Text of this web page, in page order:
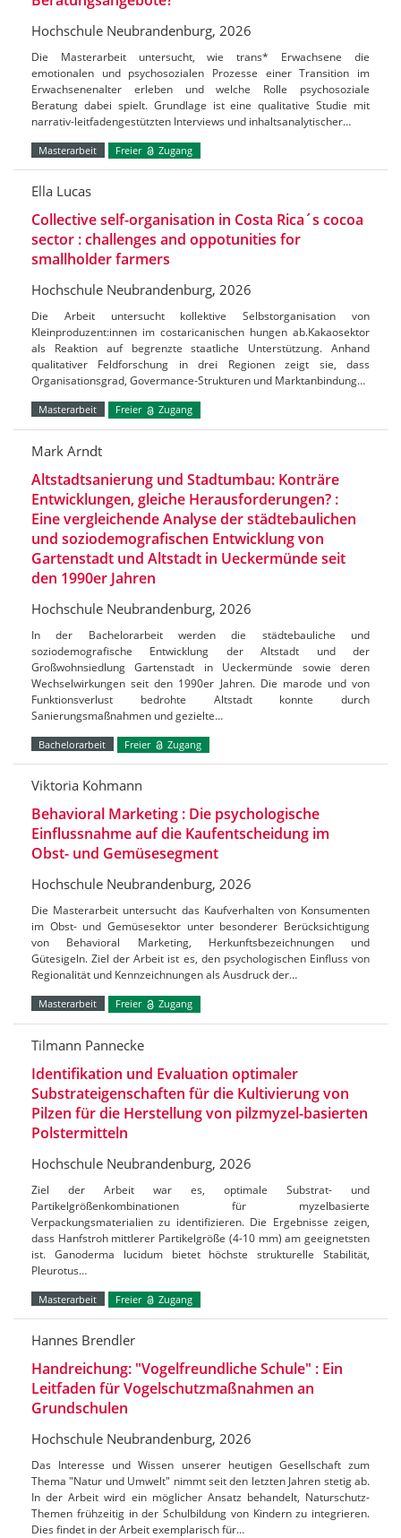
Hochschule Neubrandenburg, 2026
Die Masterarbeit untersucht, wie trans* Erwachsene die
emotionalen und psychosozialen Prozesse einer Transition im
Erwachsenenalter erleben und welche Rolle psychosoziale
Beratung dabei spielt. Grundlage ist eine qualitative Studie mit
narrativ-leitfadengestützten Interviews und inhaltsanalytischer…
Masterarbeit Freier Zugang
Ella Lucas
Collective self-organisation in Costa Rica´s cocoa
sector : challenges and oppotunities for
smallholder farmers
Hochschule Neubrandenburg, 2026
Die Arbeit untersucht kollektive Selbstorganisation von
Kleinproduzent:innen im costaricanischen hungen ab.Kakaosektor
als Reaktion auf begrenzte staatliche Unterstützung. Anhand
qualitativer Feldforschung in drei Regionen zeigt sie, dass
Organisationsgrad, Govermance-Strukturen und Marktanbindung…
Masterarbeit Freier Zugang
Mark Arndt
Altstadtsanierung und Stadtumbau: Konträre
Entwicklungen, gleiche Herausforderungen? :
Eine vergleichende Analyse der städtebaulichen
und soziodemografischen Entwicklung von
Gartenstadt und Altstadt in Ueckermünde seit
den 1990er Jahren
Hochschule Neubrandenburg, 2026
In der Bachelorarbeit werden die städtebauliche und
soziodemografische Entwicklung der Altstadt und der
Großwohnsiedlung Gartenstadt in Ueckermünde sowie deren
Wechselwirkungen seit den 1990er Jahren. Die marode und von
Funktionsverlust bedrohte Altstadt konnte durch
Sanierungsmaßnahmen und gezielte…
Bachelorarbeit Freier Zugang
Viktoria Kohmann
Behavioral Marketing : Die psychologische
Einflussnahme auf die Kaufentscheidung im
Obst- und Gemüsesegment
Hochschule Neubrandenburg, 2026
Die Masterarbeit untersucht das Kaufverhalten von Konsumenten
im Obst- und Gemüsesektor unter besonderer Berücksichtigung
von Behavioral Marketing, Herkunftsbezeichnungen und
Gütesigeln. Ziel der Arbeit ist es, den psychologischen Einfluss von
Regionalität und Kennzeichnungen als Ausdruck der…
Masterarbeit Freier Zugang
Tilmann Pannecke
Identifikation und Evaluation optimaler
Substrateigenschaften für die Kultivierung von
Pilzen für die Herstellung von pilzmyzel-basierten
Polstermitteln
Hochschule Neubrandenburg, 2026
Ziel der Arbeit war es, optimale Substrat- und
Partikelgrößenkombinationen für myzelbasierte
Verpackungsmaterialien zu identifizieren. Die Ergebnisse zeigen,
dass Hanfstroh mittlerer Partikelgröße (4-10 mm) am geeignetsten
ist. Ganoderma lucidum bietet höchste strukturelle Stabilität,
Pleurotus…
Masterarbeit Freier Zugang
Hannes Brendler
Handreichung: "Vogelfreundliche Schule" : Ein
Leitfaden für Vogelschutzmaßnahmen an
Grundschulen
Hochschule Neubrandenburg, 2026
Das Interesse und Wissen unserer heutigen Gesellschaft zum
Thema "Natur und Umwelt" nimmt seit den letzten Jahren stetig ab.
In der Arbeit wird ein möglicher Ansatz behandelt, Naturschutz-
Themen frühzeitig in der Schulbildung von Kindern zu integrieren.
Dies findet in der Arbeit exemplarisch für…